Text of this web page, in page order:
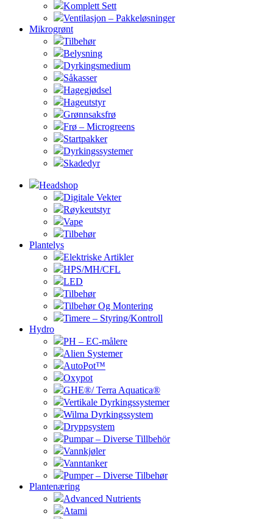
Komplett Sett
Ventilasjon – Pakkeløsninger
Mikrogrønt
Tilbehør
Belysning
Dyrkingsmedium
Såkasser
Hagegjødsel
Hageutstyr
Grønnsaksfrø
Frø – Microgreens
Startpakker
Dyrkingssystemer
Skadedyr
Headshop
Digitale Vekter
Røykeutstyr
Vape
Tilbehør
Plantelys
Elektriske Artikler
HPS/MH/CFL
LED
Tilbehør
Tilbehør Og Montering
Timere – Styring/Kontroll
Hydro
PH – EC-målere
Alien Systemer
AutoPot™
Oxypot
GHE®/ Terra Aquatica®
Vertikale Dyrkingssystemer
Wilma Dyrkingssystem
Dryppsystem
Pumpar – Diverse Tillbehör
Vannkjøler
Vanntanker
Pumper – Diverse Tilbehør
Plantenæring
Advanced Nutrients
Atami